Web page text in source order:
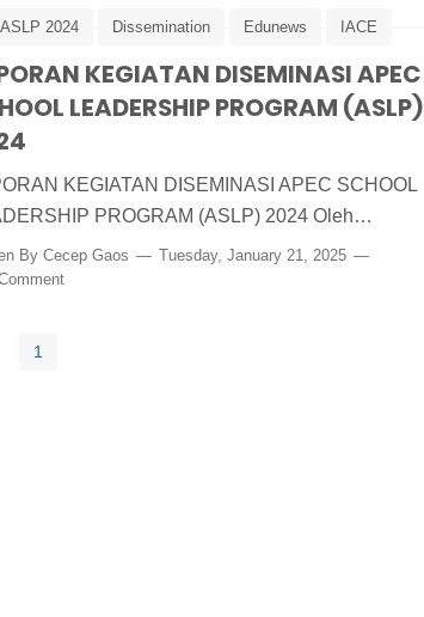
ASLP 2024 Dissemination Edunews IACE
KEGIATAN DISEMINASI APEC
LEADERSHIP PROGRAM (ASLP)
KEGIATAN DISEMINASI APEC SCHOOL
PROGRAM (ASLP) 2024 Oleh…
By Cecep Gaos
Tuesday, January 21, 2025
1